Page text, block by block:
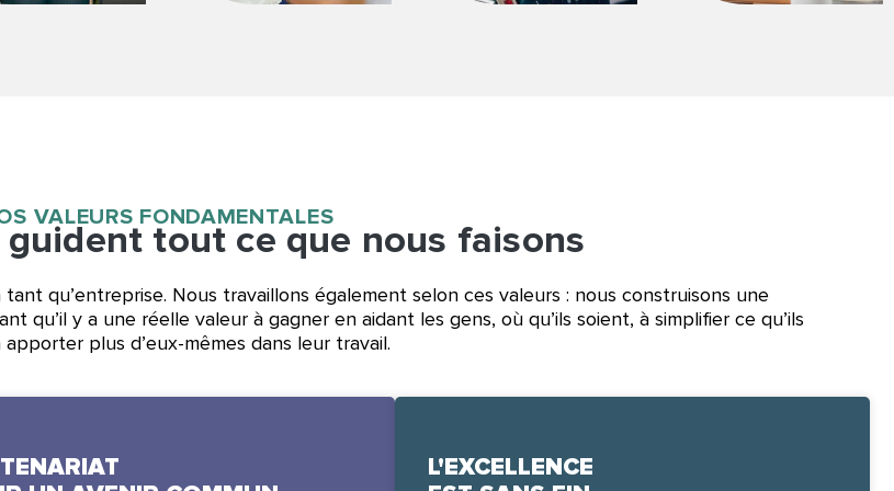
VALEURS FONDAMENTALES
tout ce que nous faisons
qu’entreprise. Nous travaillons également selon ces valeurs : nous construisons une
qu’il y a une réelle valeur à gagner en aidant les gens, où qu’ils soient, à simplifier ce qu’ils
plus d’eux-mêmes dans leur travail.
L'EXCELLENCE